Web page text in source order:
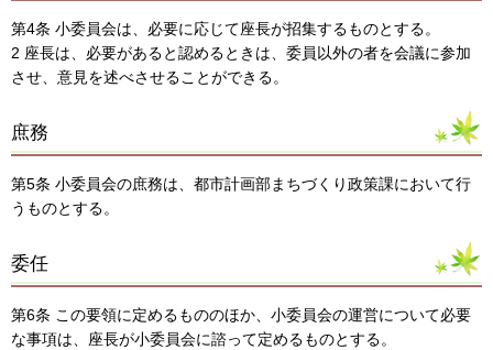
第4条 小委員会は、必要に応じて座長が招集するものとする。
2 座長は、必要があると認めるときは、委員以外の者を会議に参加
させ、意見を述べさせることができる。
庶務
第5条 小委員会の庶務は、都市計画部まちづくり政策課において行
うものとする。
委任
第6条 この要領に定めるもののほか、小委員会の運営について必要
な事項は、座長が小委員会に諮って定めるものとする。